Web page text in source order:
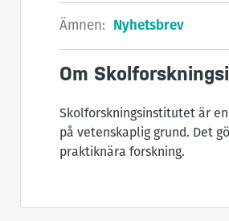
Ämnen: Nyhetsbrev
Om
Skolforskningsinstitutet är
på vetenskaplig grund. Det
praktiknära forskning.